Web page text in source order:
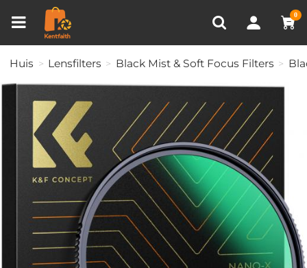
0
RECENT BEKEKEN
Huis Lensfilters Black Mist & Soft Focus Filters